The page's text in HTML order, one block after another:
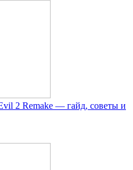
2 Remake — гайд, советы и